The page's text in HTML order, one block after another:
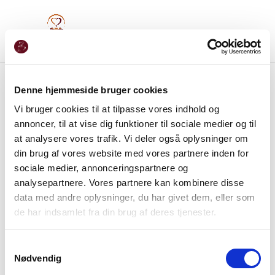
Denne hjemmeside bruger cookies
Vi bruger cookies til at tilpasse vores indhold og
annoncer, til at vise dig funktioner til sociale medier og til
at analysere vores trafik. Vi deler også oplysninger om
din brug af vores website med vores partnere inden for
sociale medier, annonceringspartnere og
analysepartnere. Vores partnere kan kombinere disse
data med andre oplysninger, du har givet dem, eller som
de har indsamlet fra din brug af deres tjenester.
Nødvendig